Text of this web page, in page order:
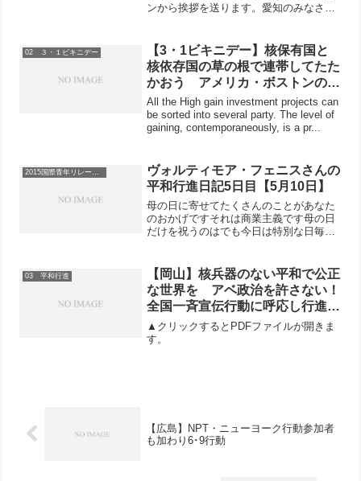
ンから挨拶を送ります。愛知のみなさん
近、ニューヨークで大成功したデモと
NPT再検討会議の結果に関...
02 ３・１ビキニデー
【3・1ビキニデー】核保有国と
核依存国の草の根で連帯してたた
かおう アメリカ・ボストンの若
者たちからのメッセージ映像を上
映 イギリスの今世紀最大規模の
反核デモ映像も紹介
All the High gain investment projects can
be sorted into several party. The level of
gaining, contemporaneously, is a pr...
2015国際青年リレー行進
ヴォルティモア・フェニスさんの
平和行進日記5日目【5月10日】
母の日に寄せてたくさんのことがあなた
のおかげですそれは商業主義です母の日
だけを祝うのはでも今日は特別な日毎日
りがとう今自分がここにいるのはあなた
の手と心があったからこそ...
03 平和行進
【岡山】核兵器のない平和で公正
な世界を アベ政治を許さない！
全国一斉宣伝行動に呼応し行進団
100人でアクション
▲クリックするとPDFファイルが開きま
す。
【広島】NPT・ニューヨーク行動参加者
も加わり6･9行動